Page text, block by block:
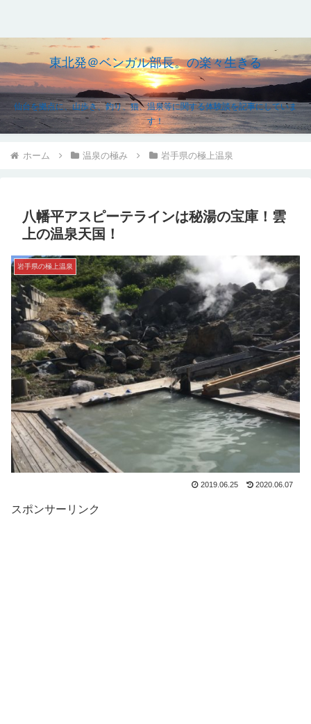
東北発＠ベンガル部長。の楽々生きる
仙台を拠点に、山歩き、釣り、猫、温泉等に関する体験談を記事にしていま
す！
ホーム 温泉の極み 岩手県の極上温泉
八幡平アスピーテラインは秘湯の宝庫！雲
上の温泉天国！
岩手県の極上温泉
2019.06.25 2020.06.07
スポンサーリンク